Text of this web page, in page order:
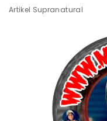
Artikel Supranatural